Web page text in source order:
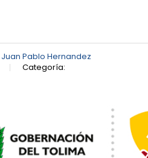
Juan Pablo Hernandez
Categoría: